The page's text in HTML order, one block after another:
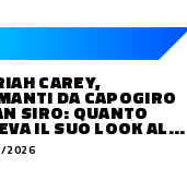
CAREY,
DA CAPOGIRO
SIRO: QUANTO
IL SUO LOOK ALLE
2026